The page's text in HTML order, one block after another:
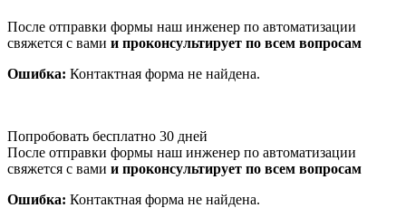
После отправки формы наш инженер по автоматизации
свяжется с вами и проконсультирует по всем вопросам
Ошибка: Контактная форма не найдена.
Попробовать бесплатно 30 дней
После отправки формы наш инженер по автоматизации
свяжется с вами и проконсультирует по всем вопросам
Ошибка: Контактная форма не найдена.